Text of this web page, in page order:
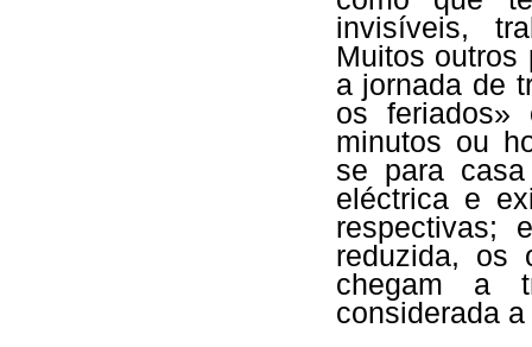
invisíveis,
Muitos outros
a jornada de
os feriados»
minutos ou
se para
eléctrica e
respectivas;
reduzida, os
chegam a
considerada